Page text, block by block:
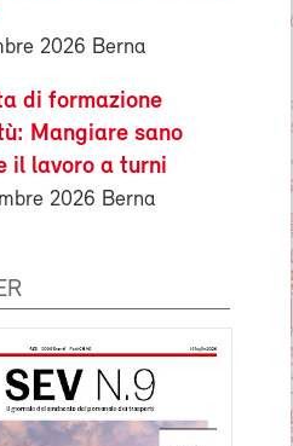
2026 Berna
di formazione
Mangiare sano
il lavoro a turni
2026 Berna